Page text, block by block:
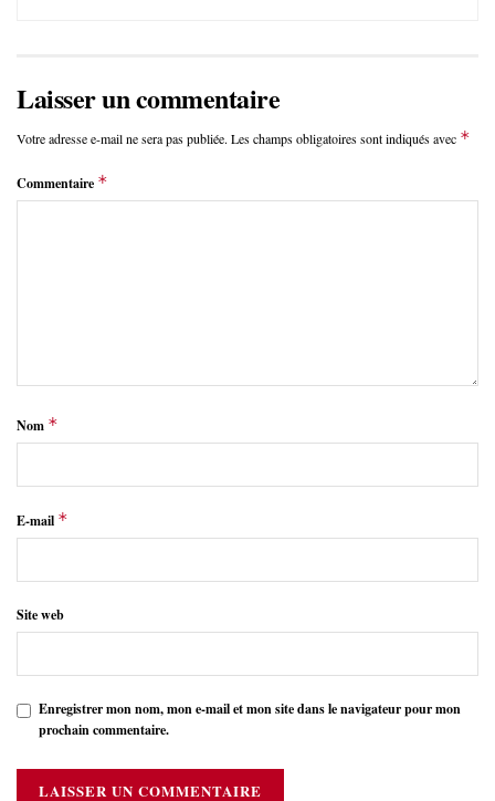
Laisser un commentaire
Votre adresse e-mail ne sera pas publiée. Les champs obligatoires sont indiqués avec *
Commentaire *
Nom *
E-mail *
Site web
Enregistrer mon nom, mon e-mail et mon site dans le navigateur pour mon
prochain commentaire.